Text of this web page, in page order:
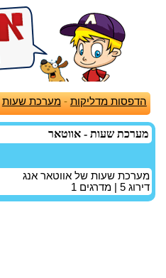
הדפסות מדליקות -מערכת שעות
מערכת שעות - אווטאר
מערכת שעות של אווטאר אנג
דירוג 5 | מדרגים 1